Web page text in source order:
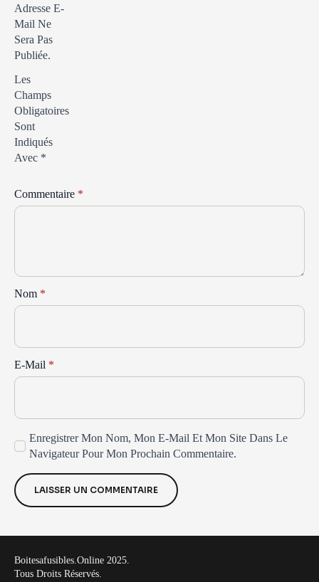
Adresse E-
Mail Ne
Sera Pas
Publiée.
Les
Champs
Obligatoires
Sont
Indiqués
Avec *
Commentaire *
Nom *
E-Mail *
Enregistrer Mon Nom, Mon E-Mail Et Mon Site Dans Le
Navigateur Pour Mon Prochain Commentaire.
Boitesafusibles.online 2025.
Tous Droits Réservés.